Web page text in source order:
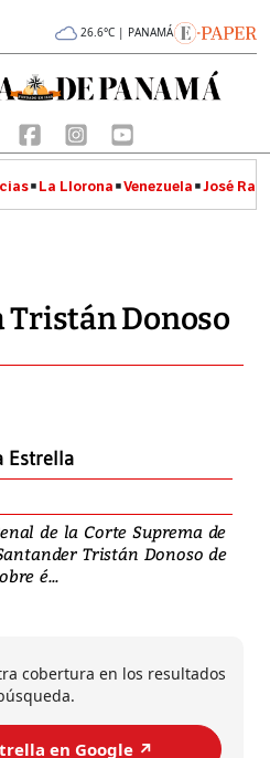
26.6°C | PANAMÁ
La Llorona Venezuela José
Tristán Donoso
Estrella
de la Corte Suprema de
Tristán Donoso de
é...
cobertura en los resultados
en Google ↗️